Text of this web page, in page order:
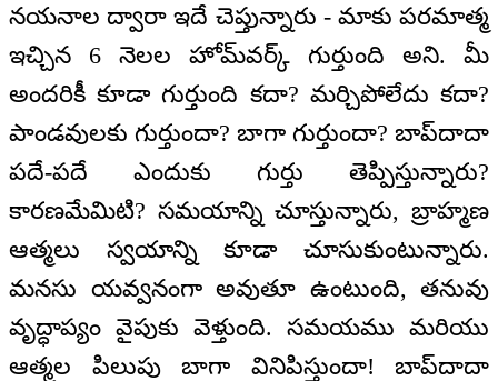
నయనాల ద్వారా ఇదే చెప్తున్నారు - మాకు పరమాత్మ
ఇచ్చిన 6 నెలల హోమ్‌వర్క్ గుర్తుంది అని. మీ
అందరికీ కూడా గుర్తుంది కదా? మర్చిపోలేదు కదా?
పాండవులకు గుర్తుందా? బాగా గుర్తుందా? బాప్‌దాదా
పదే-పదే ఎందుకు గుర్తు తెప్పిస్తున్నారు?
కారణమేమిటి? సమయాన్ని చూస్తున్నారు, బ్రాహ్మణ
ఆత్మలు స్వయాన్ని కూడా చూసుకుంటున్నారు.
మనసు యవ్వనంగా అవుతూ ఉంటుంది, తనువు
వృద్ధాప్యం వైపుకు వెళ్తుంది. సమయము మరియు
ఆత్మల పిలుపు బాగా వినిపిస్తుందా! బాప్‌దాదా